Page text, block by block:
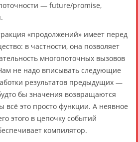
— future/promise,
«продолжений» имеет перед
в частности, она позволяет
многопоточных вызовов
не надо вписывать следующие
результатов предыдущих —
бы значения возвращаются
всё это просто функции. А неявное
этого в цепочку событий
компилятор.